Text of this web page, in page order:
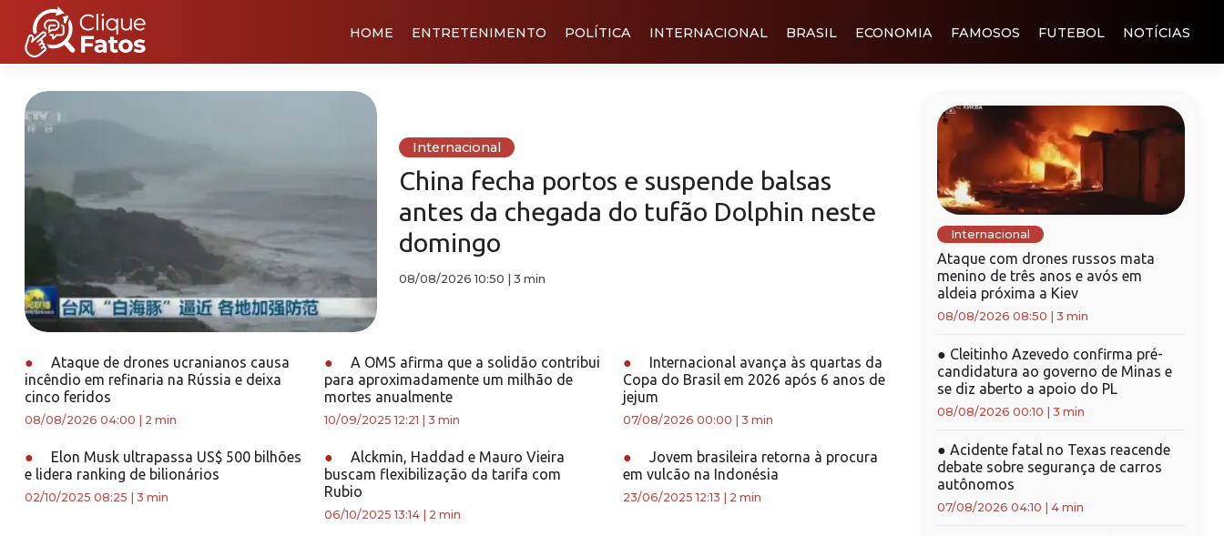
HOME ENTRETENIMENTO POLÍTICA INTERNACIONAL BRASIL ECONOMIA FAMOSOS FUTEBOL NOTÍCIAS
Internacional
China fecha portos e suspende balsas
antes da chegada do tufão Dolphin neste
domingo
08/08/2026 10:50 3 min
●
Ataque de drones ucranianos causa
incêndio em refinaria na Rússia e deixa
cinco feridos
08/08/2026 04:00 2 min
●
A OMS afirma que a solidão contribui
para aproximadamente um milhão de
mortes anualmente
10/09/2025 12:21 3 min
●
Internacional avança às quartas da
Copa do Brasil em 2026 após 6 anos de
jejum
07/08/2026 00:00 3 min
●
Elon Musk ultrapassa US$ 500 bilhões
e lidera ranking de bilionários
02/10/2025 08:25 3 min
●
Alckmin, Haddad e Mauro Vieira
buscam flexibilização da tarifa com
Rubio
06/10/2025 13:14| 2 min
●
Jovem brasileira retorna à procura
em vulcão na Indonésia
23/06/2025 12:13 2 min
Internacional
Ataque com drones russos mata
menino de três anos e avós em
aldeia próxima a Kiev
08/08/2026 08:50 3 min
● Cleitinho Azevedo confirma pré-
candidatura ao governo de Minas e
se diz aberto a apoio do PL
08/08/2026 00:10 3 min
● Acidente fatal no Texas reacende
debate sobre segurança de carros
autônomos
07/08/2026 04:10 4 min